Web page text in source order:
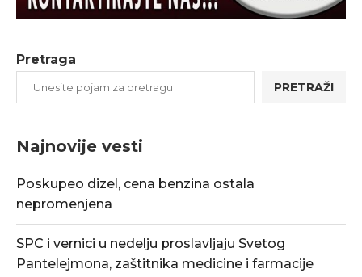
Pretraga
PRETRAŽI
Najnovije vesti
Poskupeo dizel, cena benzina ostala
nepromenjena
SPC i vernici u nedelju proslavljaju Svetog
Pantelejmona, zaštitnika medicine i farmacije